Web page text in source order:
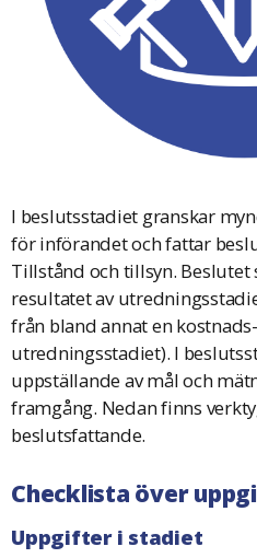
I beslutsstadiet granskar
för införandet och fattar
Tillstånd och tillsyn. Beslutet
resultatet av
från bland annat en
utredningsstadiet). I
uppställande av mål och
framgång. Nedan finns
beslutsfattande.
Checklista över
Uppgifter i stadiet